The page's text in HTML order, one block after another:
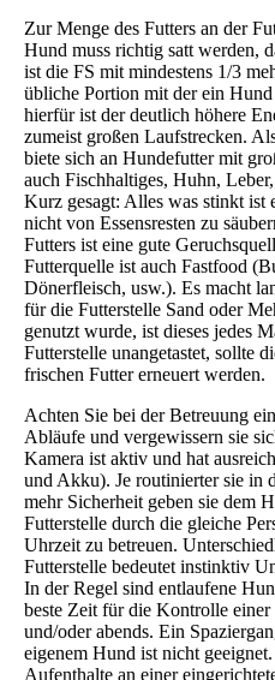
Zur Menge des Futters an der
Hund muss richtig satt werden,
ist die FS mit mindestens 1/3
übliche Portion mit der ein
hierfür ist der deutlich höhere
zumeist großen Laufstrecken.
biete sich an Hundefutter mit
auch Fischhaltiges, Huhn,
Kurz gesagt: Alles was stinkt ist
nicht von Essensresten zu
Futters ist eine gute
Futterquelle ist auch Fastfood
Dönerfleisch, usw.). Es macht
für die Futterstelle Sand oder
genutzt wurde, ist dieses jedes
Futterstelle unangetastet, sollte
frischen Futter erneuert werden.
Achten Sie bei der Betreuung
Abläufe und vergewissern sie
Kamera ist aktiv und hat
und Akku). Je routinierter sie in
mehr Sicherheit geben sie dem
Futterstelle durch die gleiche
Uhrzeit zu betreuen.
Futterstelle bedeutet instinktiv
In der Regel sind entlaufene
beste Zeit für die Kontrolle
und/oder abends. Ein
eigenem Hund ist nicht
Aufenthalte an einer